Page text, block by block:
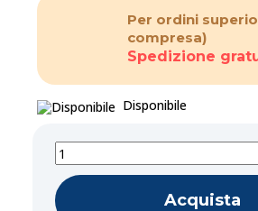
Per ordini
compresa)
Spedizione
Disponibile
Acquista